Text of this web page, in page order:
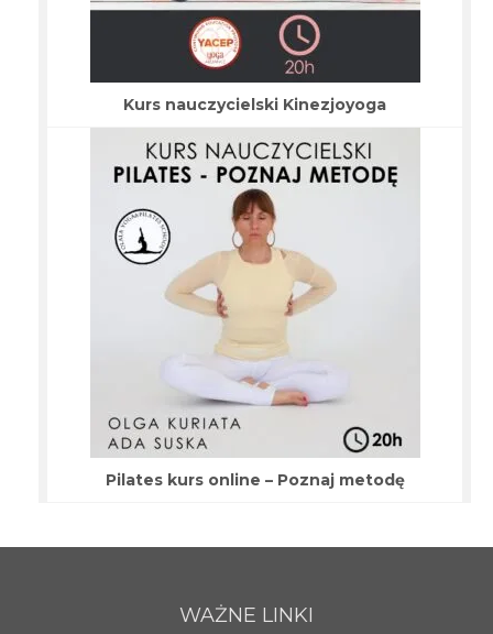
Kurs nauczycielski Kinezjoyoga
Pilates kurs online – Poznaj metodę
WAŻNE LINKI